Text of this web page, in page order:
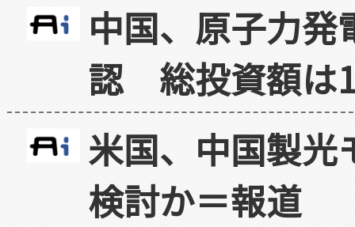
中国、原子力
認 総投資額は
米国、中国製光
検討か＝報道